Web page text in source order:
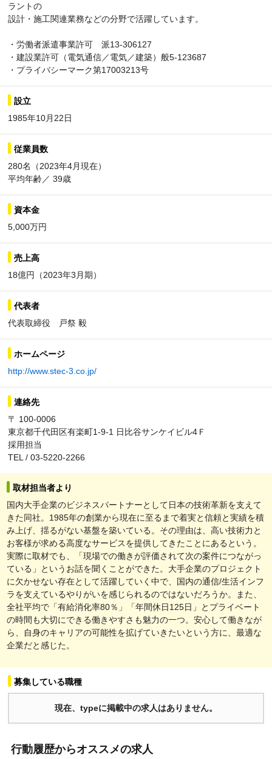
ラントの
設計・施工関連業務などの分野で活躍しています。
・労働者派遣事業許可 派13-306127
・建設業許可（電気通信／電気／建築）般5-123687
・プライバシーマーク第17003213号
設立
1985年10月22日
従業員数
280名（2023年4月現在）
平均年齢／ 39歳
資本金
5,000万円
売上高
18億円（2023年3月期）
代表者
代表取締役 戸祭 毅
ホームページ
http://www.stec-3.co.jp/
連絡先
〒 100-0006
東京都千代田区有楽町1-9-1 日比谷サンケイビル4Ｆ
採用担当
TEL / 03-5220-2266
取材担当者より
国内大手企業のビジネスパートナーとして日本の技術革新を支えて
きた同社。1985年の創業から現在に至るまで着実と信頼と実績を積
み上げ、揺るがない基盤を築いている。その理由は、高い技術力と
お客様が求める高度なサービスを提供してきたことにあるという。
実際に取材でも、「現場での働きが評価されて次の案件につながっ
ている」というお話を聞くことができた。大手企業のプロジェクト
に欠かせない存在として活躍していく中で、国内の通信/生活インフ
ラを支えているやりがいを感じられるのではないだろうか。また、
全社平均で「有給消化率80％」「年間休日125日」とプライベート
の時間も大切にできる働きやすさも魅力の一つ。安心して働きなが
ら、自身のキャリアの可能性を拡げていきたいという方に、最適な
企業だと感じた。
募集している職種
現在、typeに掲載中の求人はありません。
行動履歴からオススメの求人